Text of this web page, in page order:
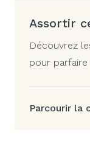
Assortir
Découvrez
pour
Parcourir la